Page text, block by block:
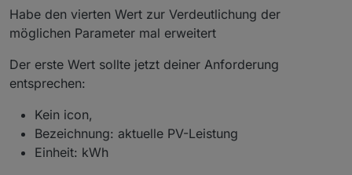
pages: [
PV_Anlage
subPages: [
button1Page:
button2Page: null
}
Habe den vierten Wert zur Verdeutlichung der
möglichen Parameter mal erweitert
Der erste Wert sollte jetzt deiner Anforderung
entsprechen:
Kein icon,
Bezeichnung: aktuelle PV-Leistung
Einheit: kWh